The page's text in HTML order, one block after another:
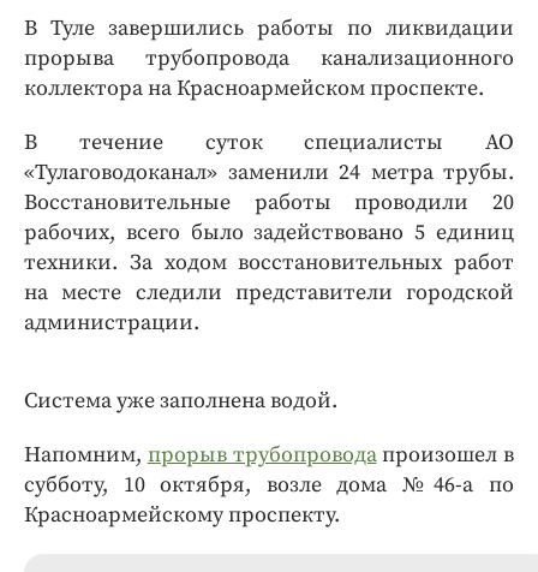
В Туле завершились работы по ликвидации
прорыва трубопровода канализационного
коллектора на Красноармейском проспекте.
В течение суток специалисты АО
«Тулаговодоканал» заменили 24 метра трубы.
Восстановительные работы проводили 20
рабочих, всего было задействовано 5 единиц
техники. За ходом восстановительных работ
на месте следили представители городской
администрации.
Система уже заполнена водой.
Напомним, прорыв трубопроводапроизошел в
субботу, 10 октября, возле дома №46-а по
Красноармейскому проспекту.